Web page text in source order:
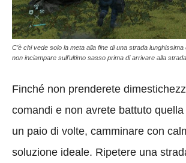
C’è chi vede solo la meta alla fine di una strada
non inciampare sull’ultimo sasso prima di arrivare alla
Finché non prenderete
comandi e non avrete battuto
un paio di volte, camminare con
soluzione ideale. Ripetere una